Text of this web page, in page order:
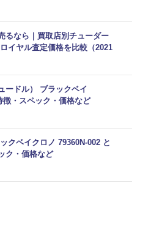
るなら｜買取店別チューダー
ロイヤル査定価格を比較（2021
ードル） ブラックベイ
徴・スペック・価格など
クベイクロノ 79360N-002 と
ク・価格など